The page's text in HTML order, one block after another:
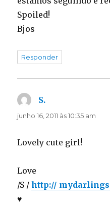
Spoiled!
Bjos
Responder
S.
junho 16, 2011 às 10:35 am
Lovely cute girl!
Love
/S /http://
♥